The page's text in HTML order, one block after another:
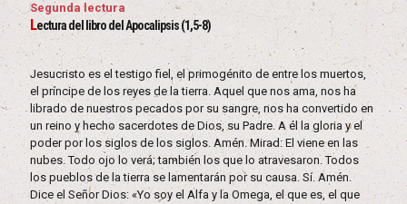
Segunda lectura
Lectura del libro del Apocalipsis (1,5-8)
Jesucristo es el testigo fiel, el primogénito de entre los muertos,
el príncipe de los reyes de la tierra. Aquel que nos ama, nos ha
librado de nuestros pecados por su sangre, nos ha convertido en
un reino y hecho sacerdotes de Dios, su Padre. A él la gloria y el
poder por los siglos de los siglos. Amén. Mirad: El viene en las
nubes. Todo ojo lo verá; también los que lo atravesaron. Todos
los pueblos de la tierra se lamentarán por su causa. Sí. Amén.
Dice el Señor Dios: «Yo soy el Alfa y la Omega, el que es, el que